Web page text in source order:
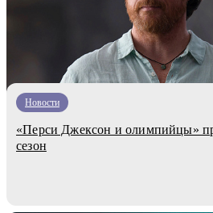
Новости
«Перси Джексон и олимпийцы»
сезон